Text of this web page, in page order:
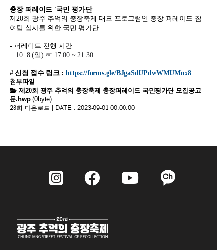
충장 퍼레이드 '국민 평가단'
제 20회 광주 추억의 충장축제 대표 프로그램인 충장 퍼레이드 참
여팀 심사를 위한 국민 평가단
- 퍼레이드 진행 시간
· 10. 8.(일) ☞ 17:00 ~ 21:30
# 신청 접수 링크 : https://forms.gle/BJgaSdUPdwWMUMnx8
첨부파일
제20회 광주 추억의 충장축제 충장퍼레이드 국민평가단 모집공고
문.hwp (0byte)
28회 다운로드 | DATE : 2023-09-01 00:00:00